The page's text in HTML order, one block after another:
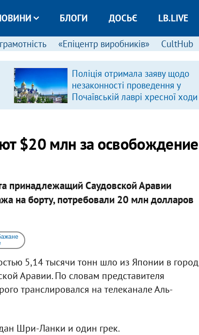
БЛОГИ ДОСЬЄ LB.LIVE
«Епіцентр виробників» CultHub
Поліція отримала заяву щодо
незаконності проведення у
Почаївській лаврі хресної ходи
$20 млн за освобождение
принадлежащий Саудовской Аравии
на борту, потребовали 20 млн долларов
5,14 тысячи тонн шло из Японии в город
Аравии. По словам представителя
транслировался на телеканале Аль-
Шри-Ланки и один грек.